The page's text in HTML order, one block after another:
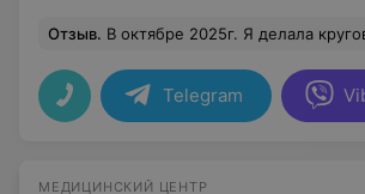
Отзыв. В октябре 2025г. Я делала круговую блефоропластику и височную подтяжку. Основной мой запрос был - убрать малярные мешки. Долго выбирала врача и решила доверится Игорю Вячеславовичу. Сперва опичу сервис: 1. Очень трепетное и заботливое отношение всего персонала клиники в первые сутки после операции. 2. Игорь Вячеславович всегда на связи и всегда держит все под контролем. Уже
Telegram
МЕДИЦИНСКИЙ ЦЕНТР